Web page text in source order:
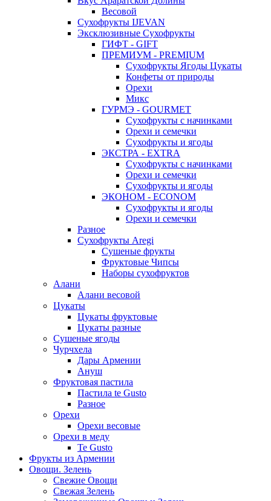
Весовой
Сухофрукты IJEVAN
Эксклюзивные Сухофрукты
ГИФТ - GIFT
ПРЕМИУМ - PREMIUM
Сухофрукты Ягоды Цукаты
Конфеты от природы
Орехи
Микс
ГУРМЭ - GOURMET
Сухофрукты с начинками
Орехи и семечки
Сухофрукты и ягоды
ЭКСТРА - EXTRA
Сухофрукты с начинками
Орехи и семечки
Сухофрукты и ягоды
ЭКОНОМ - ECONOM
Сухофрукты и ягоды
Орехи и семечки
Разное
Сухофрукты Aregi
Сушеные фрукты
Фруктовые Чипсы
Наборы сухофруктов
Алани
Алани весовой
Цукаты
Цукаты фруктовые
Цукаты разные
Сушеные ягоды
Чурчхела
Дары Армении
Ануш
Фруктовая пастила
Пастила te Gusto
Разное
Орехи
Орехи весовые
Орехи в меду
Te Gusto
Фрукты из Армении
Овощи. Зелень
Свежие Овощи
Свежая Зелень